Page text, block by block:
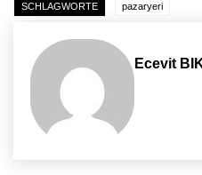
SCHLAGWORTE pazaryeri
Ecevit